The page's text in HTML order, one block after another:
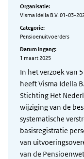
Organisatie:
Visma Idella B.V. 01-03-
Categorie:
Pensioenuitvoerders
Datum ingang:
1 maart 2025
In het verzoek van
heeft Visma Idella
Stichting Het
wijziging van de
systematische
basisregistratie
van
van de